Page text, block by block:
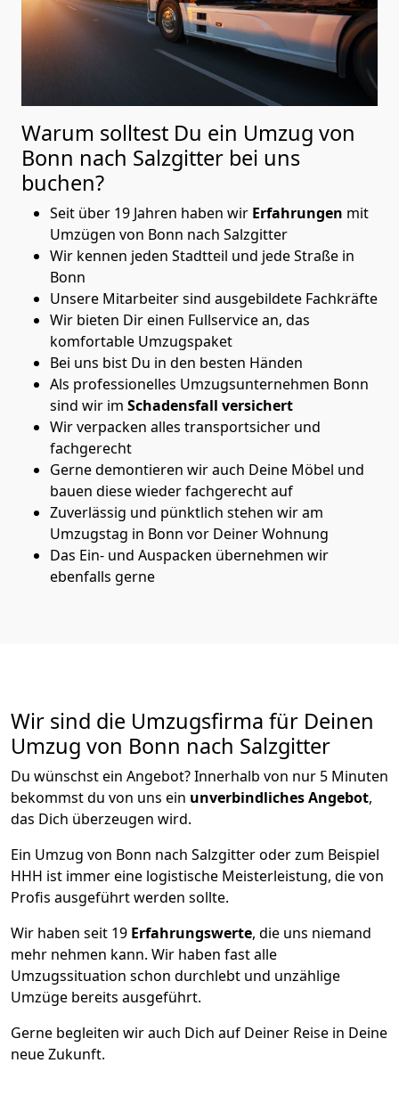
Warum solltest Du ein Umzug von
Bonn nach Salzgitter bei uns
buchen?
Seit über 19 Jahren haben wir Erfahrungen mit
Umzügen von Bonn nach Salzgitter
Wir kennen jeden Stadtteil und jede Straße in
Bonn
Unsere Mitarbeiter sind ausgebildete Fachkräfte
Wir bieten Dir einen Fullservice an, das
komfortable Umzugspaket
Bei uns bist Du in den besten Händen
Als professionelles Umzugsunternehmen Bonn
sind wir im Schadensfall versichert
Wir verpacken alles transportsicher und
fachgerecht
Gerne demontieren wir auch Deine Möbel und
bauen diese wieder fachgerecht auf
Zuverlässig und pünktlich stehen wir am
Umzugstag in Bonn vor Deiner Wohnung
Das Ein- und Auspacken übernehmen wir
ebenfalls gerne
Wir sind die Umzugsfirma für Deinen
Umzug von Bonn nach Salzgitter
Du wünschst ein Angebot? Innerhalb von nur 5 Minuten
bekommst du von uns ein unverbindliches Angebot,
das Dich überzeugen wird.
Ein Umzug von Bonn nach Salzgitter oder zum Beispiel
HHH ist immer eine logistische Meisterleistung, die von
Profis ausgeführt werden sollte.
Wir haben seit 19 Erfahrungswerte, die uns niemand
mehr nehmen kann. Wir haben fast alle
Umzugssituation schon durchlebt und unzählige
Umzüge bereits ausgeführt.
Gerne begleiten wir auch Dich auf Deiner Reise in Deine
neue Zukunft.